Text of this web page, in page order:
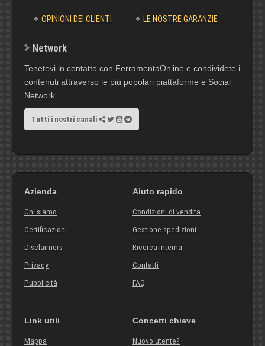
OPINIONI DEI CLIENTI LE NOSTRE GARANZIE
Network
Tenetevi in contatto con FerramentaOnline e condividete i
contenuti attraverso le più popolari piattaforme e Social
Network.
Tutti i nostri canali
Azienda
Chi siamo
Certificazioni
Disclaimers
Privacy
Pubblicità
Aiuto rapido
Condizioni di vendita
Gestione spedizioni
Ricerca interna
Contatti
FAQ
Link utili
Mappa
Concetti chiave
Nuovo utente?